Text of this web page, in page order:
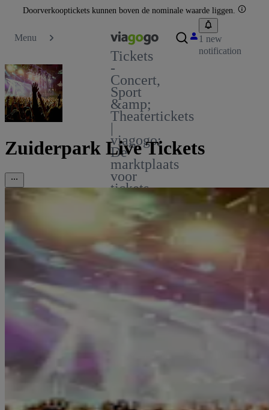
Doorverkooptickets kunnen boven de nominale waarde liggen.
Menu
Tickets
-
Concert,
Sport
&amp;
Theatertickets
|
viagogo:
De
marktplaats
voor
tickets
1 new
notification
Zuiderpark Live Tickets